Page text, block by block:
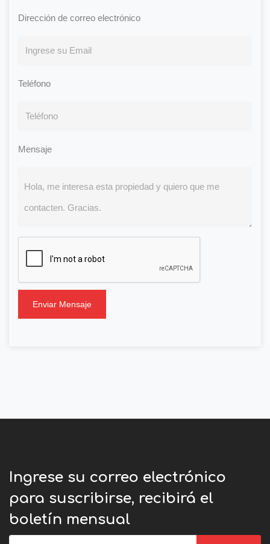
Dirección de correo electrónico
Teléfono
Mensaje
Enviar Mensaje
Ingrese su correo electrónico
para suscribirse, recibirá el
boletín mensual